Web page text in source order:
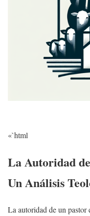
«`html
La Autoridad
Un Análisis
La autoridad de un pastor